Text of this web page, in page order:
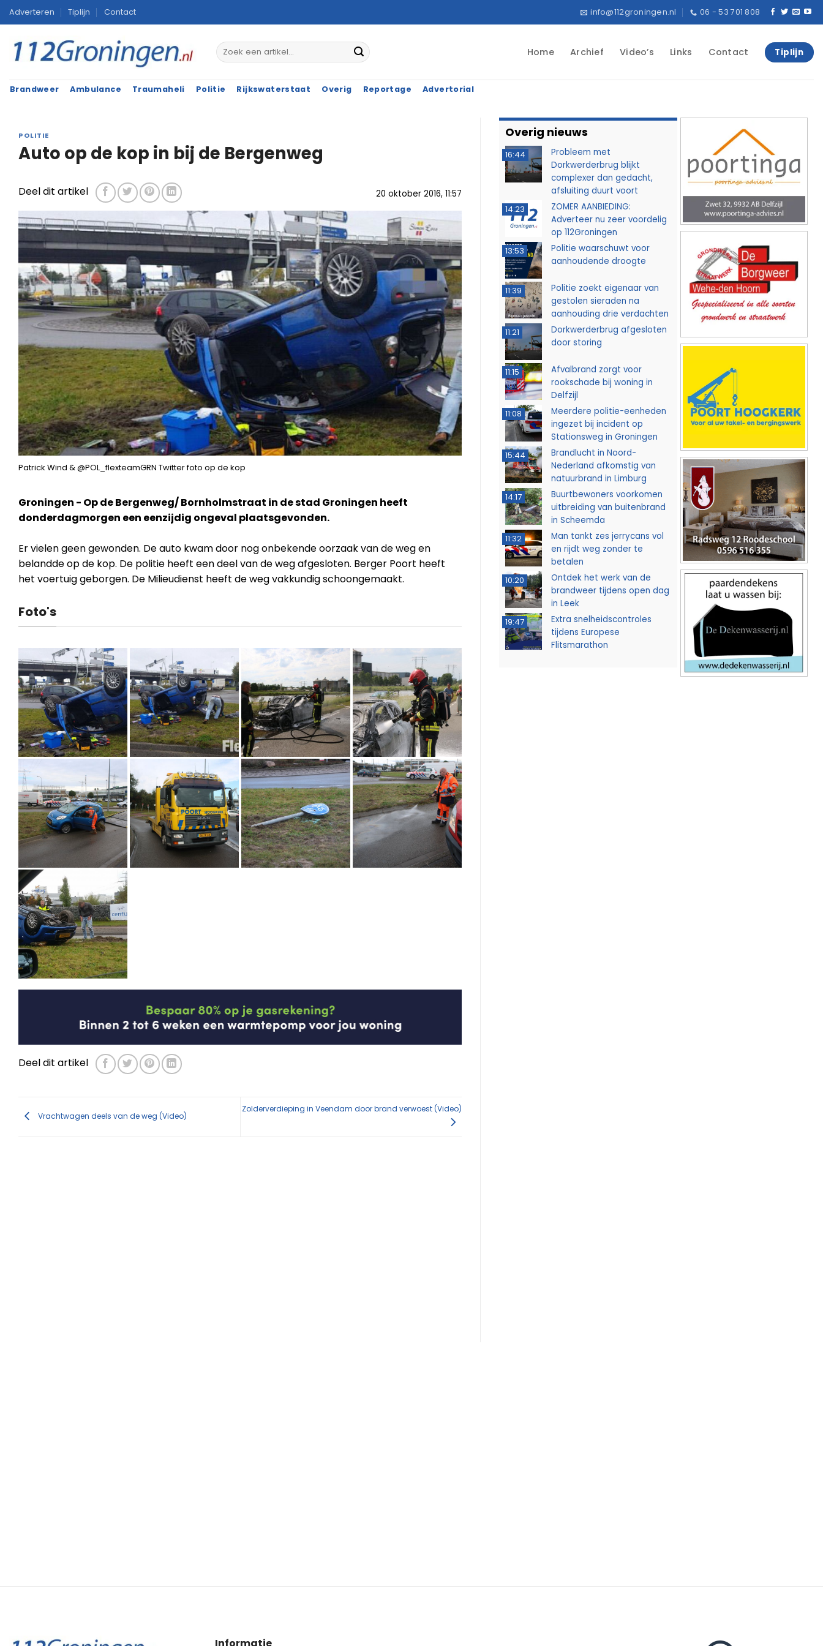
Ga
naar
inhoud
Adverteren Tiplijn Contact info@112groningen.nl 06 - 53 701 808
Home Archief Video’s Links Contact Tiplijn
Brandweer Ambulance Traumaheli Politie Rijkswaterstaat Overig Reportage Advertorial
POLITIE
Auto op de kop in bij de Bergenweg
20 oktober 2016, 11:57
Deel dit artikel
Patrick Wind & @POL_flexteamGRN Twitter foto op de kop
Groningen - Op de Bergenweg/ Bornholmstraat in de stad Groningen heeft
donderdagmorgen een eenzijdig ongeval plaatsgevonden.
Er vielen geen gewonden. De auto kwam door nog onbekende oorzaak van de weg en
belandde op de kop. De politie heeft een deel van de weg afgesloten. Berger Poort heeft
het voertuig geborgen. De Milieudienst heeft de weg vakkundig schoongemaakt.
Foto's
Deel dit artikel
Vrachtwagen deels van de weg (Video)
Zolderverdieping in Veendam door brand verwoest (Video)
Overig nieuws
16:44
Probleem met
Dorkwerderbrug blijkt
complexer dan gedacht,
afsluiting duurt voort
14:23
ZOMER AANBIEDING:
Adverteer nu zeer voordelig
op 112Groningen
13:53
Politie waarschuwt voor
aanhoudende droogte
11:39
Politie zoekt eigenaar van
gestolen sieraden na
aanhouding drie verdachten
11:21
Dorkwerderbrug afgesloten
door storing
11:15
Afvalbrand zorgt voor
rookschade bij woning in
Delfzijl
11:08
Meerdere politie-eenheden
ingezet bij incident op
Stationsweg in Groningen
15:44
Brandlucht in Noord-
Nederland afkomstig van
natuurbrand in Limburg
14:17
Buurtbewoners voorkomen
uitbreiding van buitenbrand
in Scheemda
11:32
Man tankt zes jerrycans vol
en rijdt weg zonder te
betalen
10:20
Ontdek het werk van de
brandweer tijdens open dag
in Leek
19:47
Extra snelheidscontroles
tijdens Europese
Flitsmarathon
Informatie